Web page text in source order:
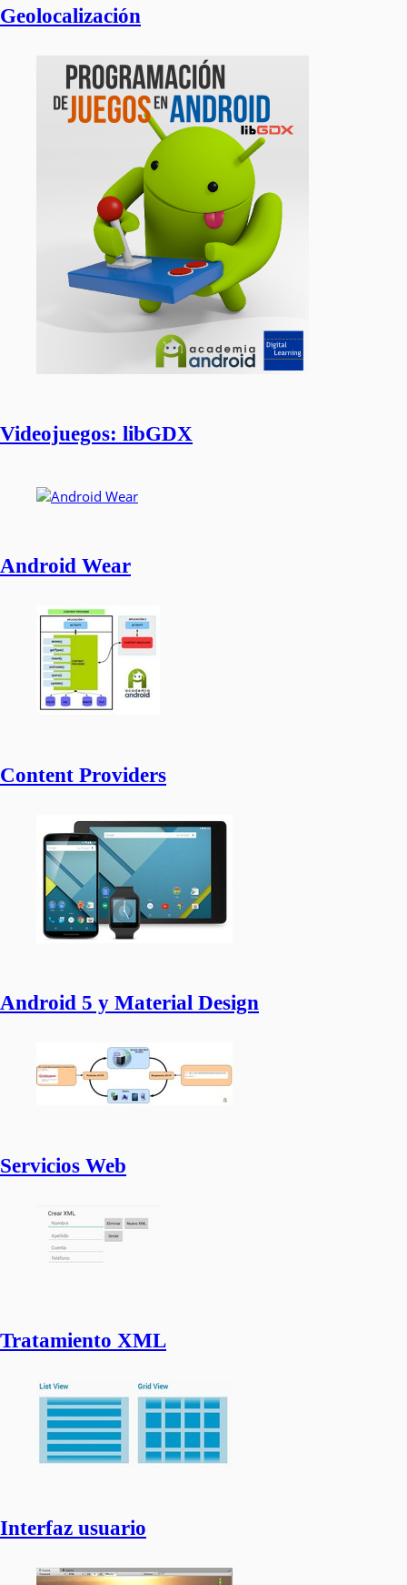
Geolocalización
Videojuegos: libGDX
Android Wear
Content Providers
Android 5 y Material Design
Servicios Web
Tratamiento XML
Interfaz usuario